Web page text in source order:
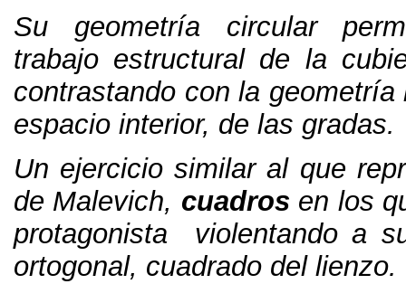
Su geometría circular
trabajo estructural de la
contrastando con la geometría
espacio interior, de las gradas.
Un ejercicio similar al que
de Malevich, cuadros en los
protagonista violentando a
ortogonal, cuadrado del lienzo.